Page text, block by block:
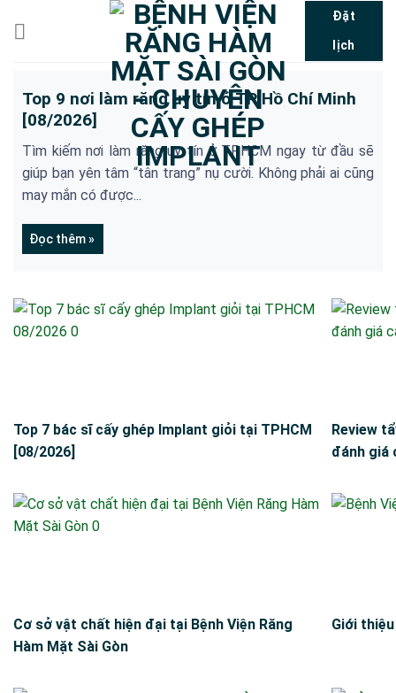
Đặt
lịch
Top 9 nơi làm răng uy tín ở TP Hồ Chí Minh
[08/2026]
Tìm kiếm nơi làm răng uy tín ở TPHCM ngay từ đầu sẽ
giúp bạn yên tâm “tân trang” nụ cười. Không phải ai cũng
may mắn có được...
Đọc thêm »
Top 7 bác sĩ cấy ghép Implant giỏi tại TPHCM
[08/2026]
Review
đánh giá
Cơ sở vật chất hiện đại tại Bệnh Viện Răng
Hàm Mặt Sài Gòn
Giới